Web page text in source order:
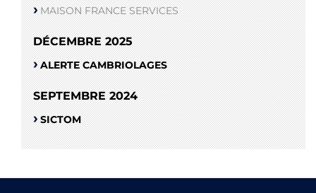
MAISON FRANCE SERVICES
DÉCEMBRE 2025
ALERTE CAMBRIOLAGES
SEPTEMBRE 2024
SICTOM